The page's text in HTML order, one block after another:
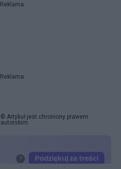
Reklama
Reklama
© Artykuł jest chroniony prawem
autorskim.